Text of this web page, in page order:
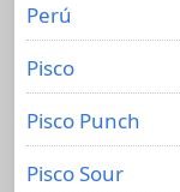
Perú
Pisco
Pisco Punch
Pisco Sour